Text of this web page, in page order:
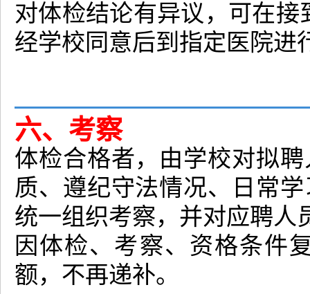
对体检结论有异议，可在
经学校同意后到指定医院进
六、考察
体检合格者，由学校对拟
质、遵纪守法情况、日常
统一组织考察，并对应聘人
因体检、考察、资格条件
额，不再递补。